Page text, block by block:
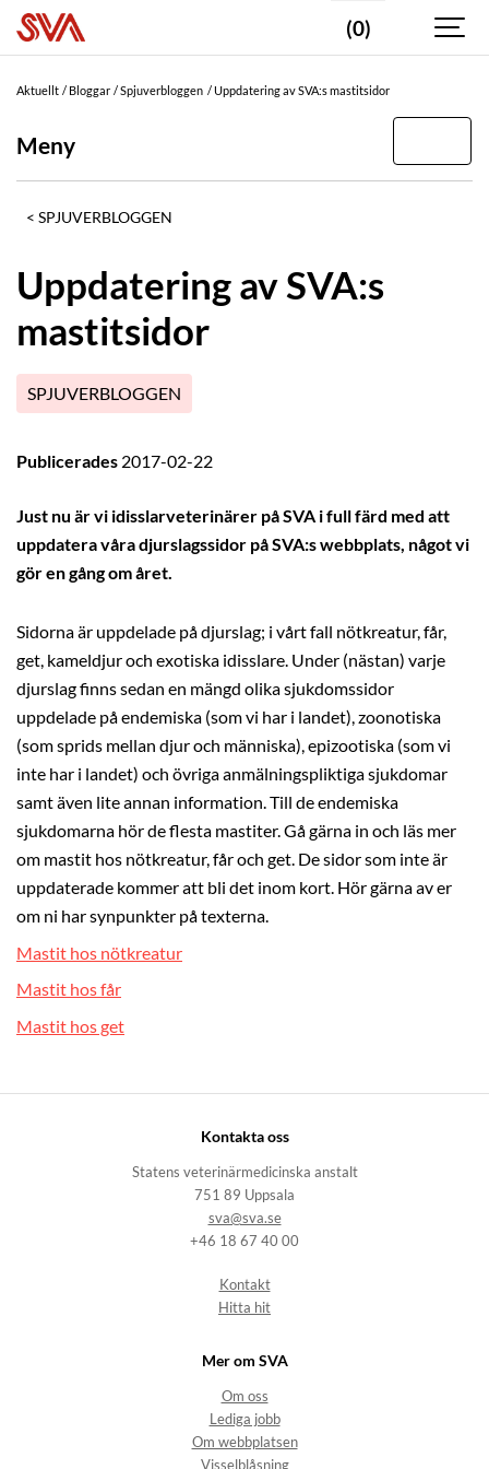
(0)
Aktuellt Bloggar Spjuverbloggen Uppdatering av SVA:s mastitsidor
Meny
SPJUVERBLOGGEN
Uppdatering av SVA:s
mastitsidor
SPJUVERBLOGGEN
Publicerades 2017-02-22
Just nu är vi idisslarveterinärer på SVA i full färd med att
uppdatera våra djurslagssidor på SVA:s webbplats, något vi
gör en gång om året.
Sidorna är uppdelade på djurslag; i vårt fall nötkreatur, får,
get, kameldjur och exotiska idisslare. Under (nästan) varje
djurslag finns sedan en mängd olika sjukdomssidor
uppdelade på endemiska (som vi har i landet), zoonotiska
(som sprids mellan djur och människa), epizootiska (som vi
inte har i landet) och övriga anmälningspliktiga sjukdomar
samt även lite annan information. Till de endemiska
sjukdomarna hör de flesta mastiter. Gå gärna in och läs mer
om mastit hos nötkreatur, får och get. De sidor som inte är
uppdaterade kommer att bli det inom kort. Hör gärna av er
om ni har synpunkter på texterna.
Mastit hos nötkreatur
Mastit hos får
Mastit hos get
Kontakta oss
Statens veterinärmedicinska anstalt
751 89 Uppsala
sva@sva.se
+46 18 67 40 00
Kontakt
Hitta hit
Mer om SVA
Om oss
Lediga jobb
Om webbplatsen
Visselblåsning